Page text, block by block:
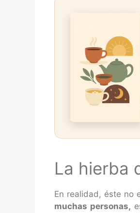
La hierba
En realidad, éste no
muchas personas,